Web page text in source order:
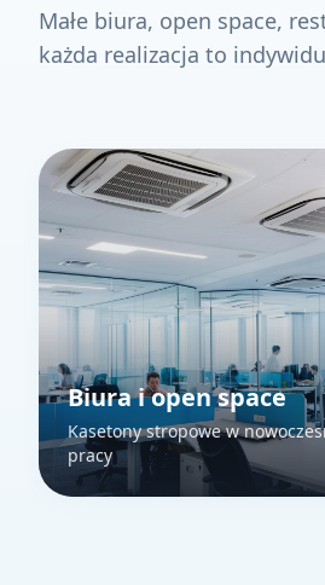
Małe biura, open space,
każda realizacja to
Biura i open space
Kasetony stropowe w
pracy